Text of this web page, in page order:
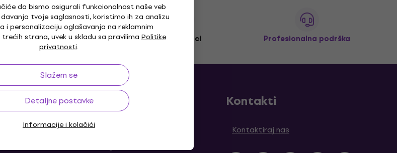
da bismo osigurali funkcionalnost naše veb
tvoje saglasnosti, koristimo ih za analizu
i personalizaciju oglašavanja na reklamnim
strana, uvek u skladu sa pravilima Politike
privatnosti.
Slažem se
Detaljne postavke
Informacije i kolačići
Garancija cene 3M+ kupci Profesionalna podrška
од уговора
Korisni linkovi
FAQ - Često postavljana pitanja
Kontakti
Kontaktiraj nas